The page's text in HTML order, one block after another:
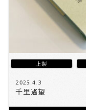
上製
2025.4.3
千里遙望